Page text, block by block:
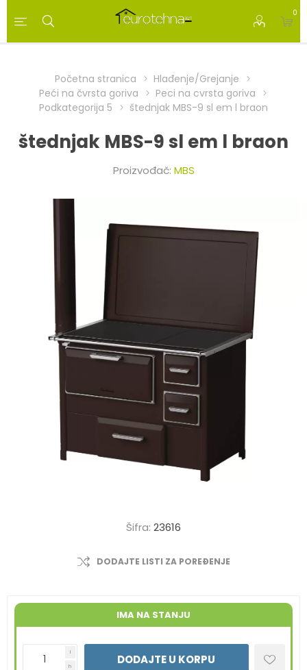
0
Početna stranica
Hlađenje/Grejanje
Peći na čvrsta goriva
Peci na cvrsta goriva
Podkategorija 5
štednjak MBS-9 sl em l braon
štednjak MBS-9 sl em l braon
Proizvođač: MBS
Šifra: 23616
DODAJTE LISTI ZA POREĐENJE
IMA NA STANJU
i
h DODAJTE U KORPU